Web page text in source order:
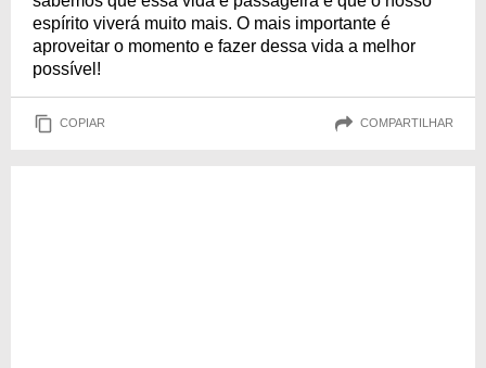
espírito viverá muito mais. O mais importante é
aproveitar o momento e fazer dessa vida a melhor
possível!
COPIAR COMPARTILHAR